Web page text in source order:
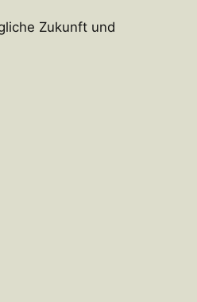
Zukunft und